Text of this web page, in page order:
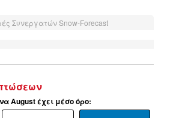
Συνεργατών Snow-Forecast
August έχει μέσο όρο: